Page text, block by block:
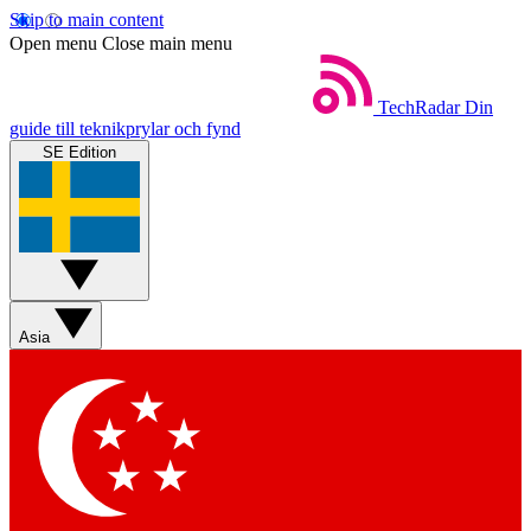
Skip to main content
Open menu Close main menu
TechRadar Din
guide till teknikprylar och fynd
SE Edition
Asia